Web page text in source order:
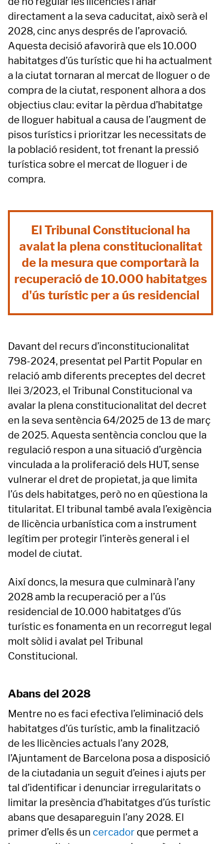
directament a la seva caducitat, això serà el
2028, cinc anys després de l’aprovació.
Aquesta decisió afavorirà que els 10.000
habitatges d’ús turístic que hi ha actualment
a la ciutat tornaran al mercat de lloguer o de
compra de la ciutat, responent alhora a dos
objectius clau: evitar la pèrdua d’habitatge
de lloguer habitual a causa de l’augment de
pisos turístics i prioritzar les necessitats de
la població resident, tot frenant la pressió
turística sobre el mercat de lloguer i de
compra.
El Tribunal Constitucional ha
avalat la plena constitucionalitat
de la mesura que comportarà la
recuperació de 10.000 habitatges
d'ús turístic per a ús residencial
Davant del recurs d’inconstitucionalitat
798-2024, presentat pel Partit Popular en
relació amb diferents preceptes del decret
llei 3/2023, el Tribunal Constitucional va
avalar la plena constitucionalitat del decret
en la seva sentència 64/2025 de 13 de març
de 2025. Aquesta sentència conclou que la
regulació respon a una situació d’urgència
vinculada a la proliferació dels HUT, sense
vulnerar el dret de propietat, ja que limita
l’ús dels habitatges, però no en qüestiona la
titularitat. El tribunal també avala l’exigència
de llicència urbanística com a instrument
legítim per protegir l’interès general i el
model de ciutat.
Així doncs, la mesura que culminarà l’any
2028 amb la recuperació per a l’ús
residencial de 10.000 habitatges d’ús
turístic es fonamenta en un recorregut legal
molt sòlid i avalat pel Tribunal
Constitucional.
Abans del 2028
Mentre no es faci efectiva l’eliminació dels
habitatges d’ús turístic, amb la finalització
de les llicències actuals l’any 2028,
l’Ajuntament de Barcelona posa a disposició
de la ciutadania un seguit d’eines i ajuts per
tal d’identificar i denunciar irregularitats o
limitar la presència d’habitatges d’ús turístic
abans que desapareguin l’any 2028. El
primer d’ells és un cercador que permet a